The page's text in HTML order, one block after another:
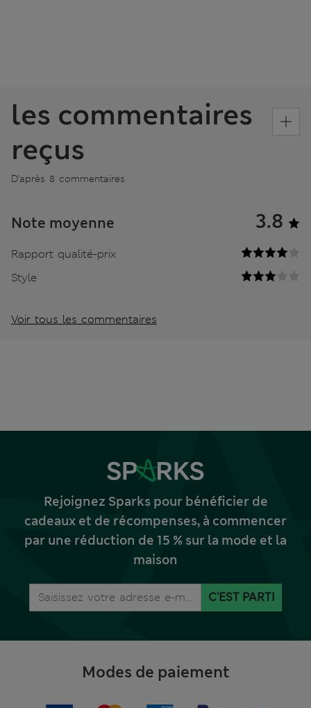
les commentaires
reçus
D’après 8 commentaires
Note moyenne 3.8
Rapport qualité-prix
Style
Voir tous les commentaires
Rejoignez Sparks pour bénéficier de
cadeaux et de récompenses, à commencer
par une réduction de 15 % sur la mode et la
maison
C'EST PARTI
Modes de paiement